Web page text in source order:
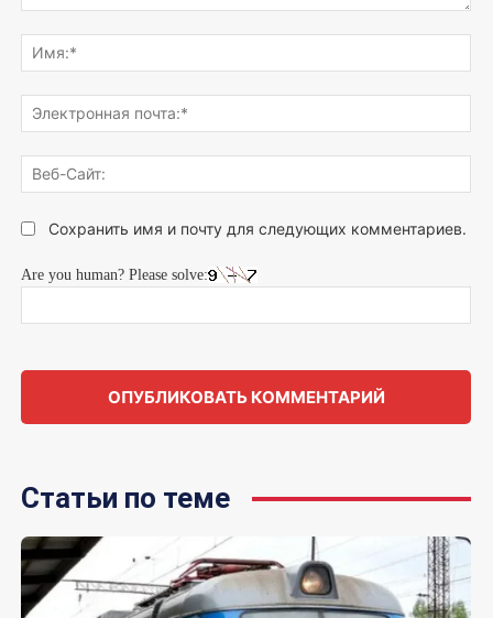
что
думаете...
Сохранить имя и почту для следующих комментариев.
Are you human? Please solve:
Статьи по теме